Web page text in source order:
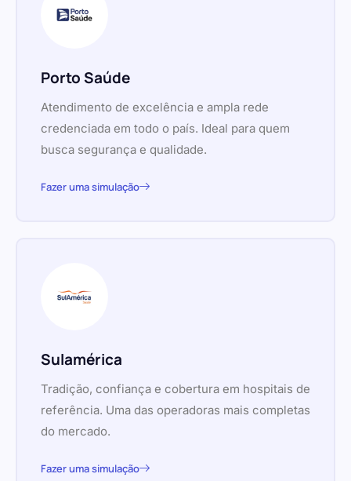
Porto Saúde
Atendimento de excelência e ampla rede
credenciada em todo o país. Ideal para quem
busca segurança e qualidade.
Fazer uma simulação
Sulamérica
Tradição, confiança e cobertura em hospitais de
referência. Uma das operadoras mais completas
do mercado.
Fazer uma simulação